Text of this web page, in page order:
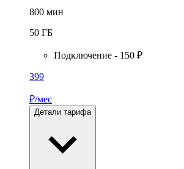
800 мин
50 ГБ
Подключение - 150 ₽
399
₽/мес
Детали тарифа